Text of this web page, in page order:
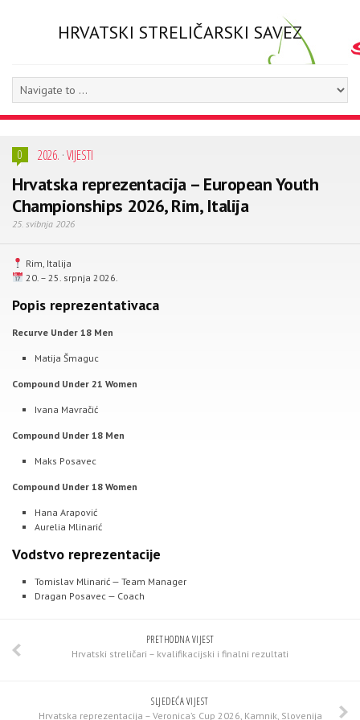
HRVATSKI STRELIČARSKI SAVEZ
0 2026. ·VIJESTI
Hrvatska reprezentacija – European Youth
Championships 2026, Rim, Italija
25. svibnja 2026
Rim, Italija
20. – 25. srpnja 2026.
Popis reprezentativaca
Recurve Under 18 Men
Matija Šmaguc
Compound Under 21 Women
Ivana Mavračić
Compound Under 18 Men
Maks Posavec
Compound Under 18 Women
Hana Arapović
Aurelia Mlinarić
Vodstvo reprezentacije
Tomislav Mlinarić — Team Manager
Dragan Posavec — Coach
PRETHODNA VIJEST
Hrvatski streličari – kvalifikacijski i finalni rezultati
SLJEDEĆA VIJEST
Hrvatska reprezentacija – Veronica’s Cup 2026, Kamnik, Slovenija